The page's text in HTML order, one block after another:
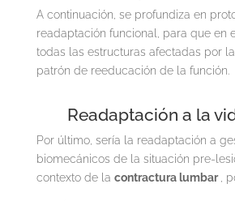
A continuación, se profundiza en
readaptación funcional, para que en
todas las estructuras afectadas por
patrón de reeducación de la función.
Readaptación a la
Por último, sería la readaptación a
biomecánicos de la situación pre-
contexto de la contractura lumbar ,